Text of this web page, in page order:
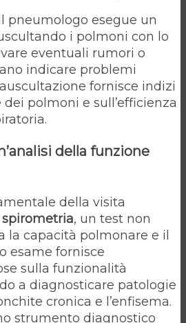
pneumologo esegue un
i polmoni con lo
eventuali rumori o
indicare problemi
fornisce indizi
polmoni e sull’efficienza
della funzione
della visita
spirometria, un test non
la capacità polmonare e il
esame fornisce
sulla funzionalità
a diagnosticare patologie
cronica e l’enfisema.
strumento diagnostico